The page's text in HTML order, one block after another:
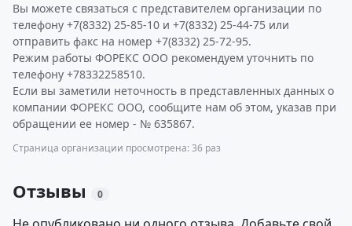
Вы можете связаться с представителем организации по
телефону +7(8332) 25-85-10 и +7(8332) 25-44-75 или
отправить факс на номер +7(8332) 25-72-95.
Режим работы ФОРЕКС ООО рекомендуем уточнить по
телефону +78332258510.
Если вы заметили неточность в представленных данных о
компании ФОРЕКС ООО, сообщите нам об этом, указав при
обращении ее номер - № 635867.
Страница организации просмотрена: 36 раз
Отзывы 0